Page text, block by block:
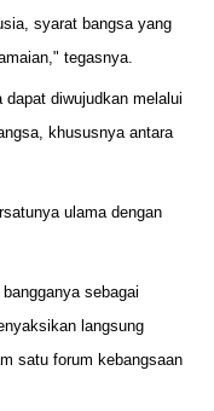
syarat bangsa yang
tegasnya.
dapat diwujudkan melalui
khususnya antara
ulama dengan
sebagai
langsung
satu forum kebangsaan